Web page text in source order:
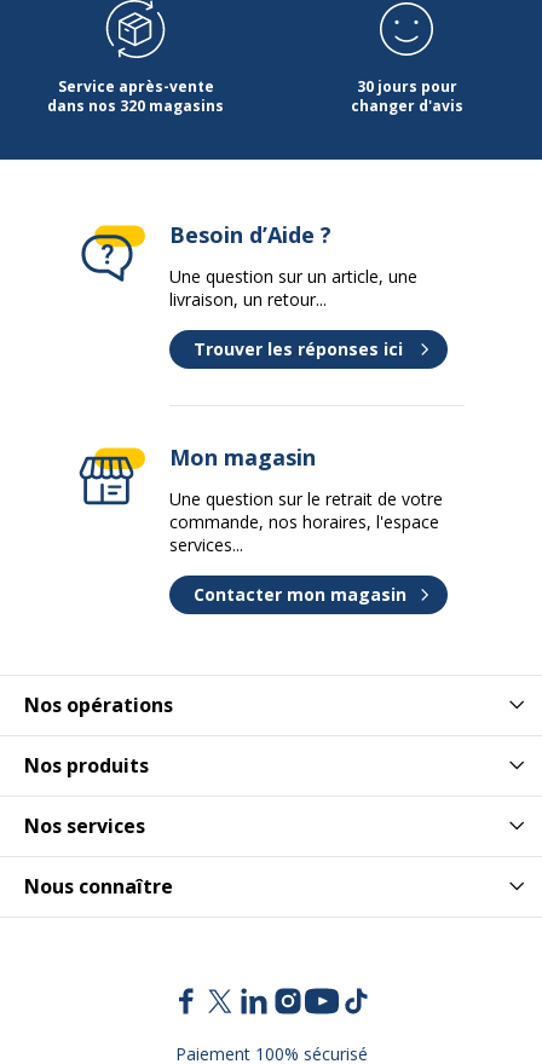
Nature de la Finition surface
supèrieur
Mélaminé haute
résistance
Profondeur 80 cm
Données d'identification
Code barre maitre 3253310105645
Burocean
Référence produit fabricant SR181GCA
Caractéristiques de base
Matériau de la base Panneau de particules
Nature de la finition Mélaminé
Pieds panneaux
Piètement
Dimensions et poids
72.5 cm
Service après-vente
dans nos 320 magasins
30 jours pour
changer d'avis
Nos opérations
Nos produits
Nos services
Nous connaître
Besoin d’Aide ?
Une question sur un article, une
livraison, un retour...
Trouver les réponses ici
Mon magasin
Une question sur le retrait de votre
commande, nos horaires, l'espace
services...
Contacter mon magasin
Paiement 100% sécurisé